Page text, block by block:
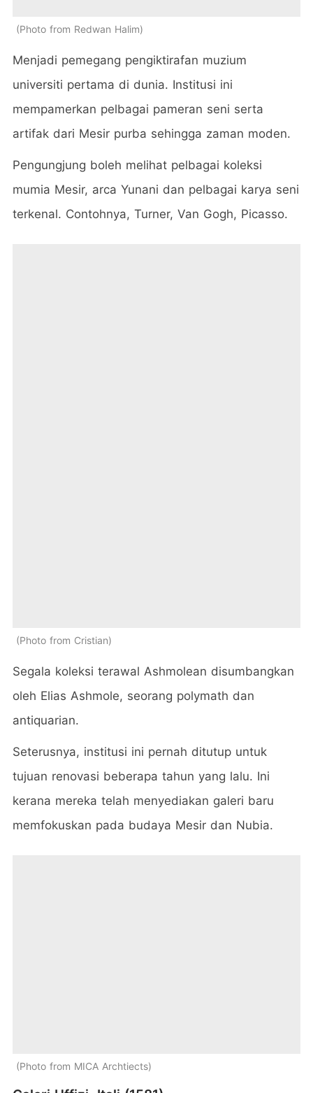
Photo from Redwan Halim
Menjadi pemegang pengiktirafan muzium
universiti pertama di dunia. Institusi ini
mempamerkan pelbagai pameran seni serta
artifak dari Mesir purba sehingga zaman moden.
Pengungjung boleh melihat pelbagai koleksi
mumia Mesir, arca Yunani dan pelbagai karya seni
terkenal. Contohnya, Turner, Van Gogh, Picasso.
Photo from Cristian
Segala koleksi terawal Ashmolean disumbangkan
oleh Elias Ashmole, seorang polymath dan
antiquarian.
Seterusnya, institusi ini pernah ditutup untuk
tujuan renovasi beberapa tahun yang lalu. Ini
kerana mereka telah menyediakan galeri baru
memfokuskan pada budaya Mesir dan Nubia.
Photo from MICA Archtiects